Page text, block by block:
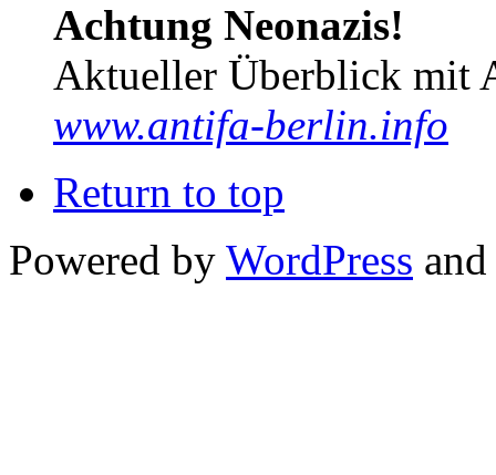
Achtung Neonazis!
Aktueller Überblick mit
www.antifa-berlin.info
Return to top
Powered by WordPress